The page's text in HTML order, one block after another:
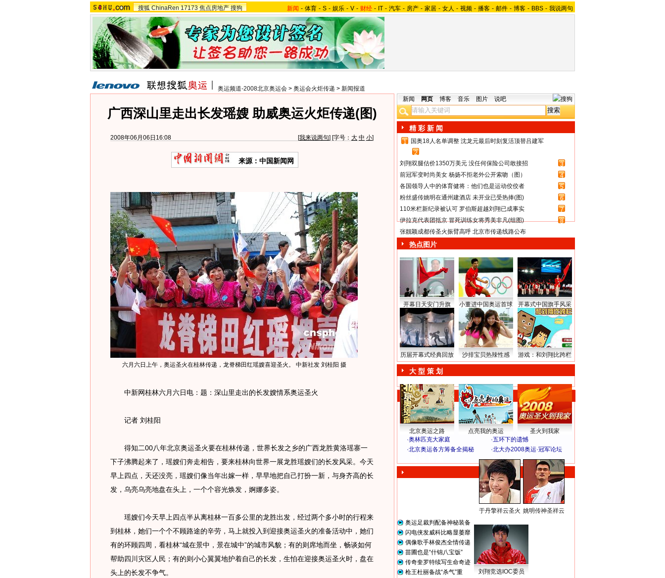
搜狐 ChinaRen 17173 焦点房地产 搜狗 新闻 - 体育 - S - 娱乐 - V - 财经 - IT - 汽车 - 房产 - 家居 - 女人 - 视频 - 播客 - 邮件 - 博客 - BBS - 我说两句
奥运频道-2008北京奥运会 > 奥运会火炬传递 > 新闻报道
广西深山里走出长发瑶嫂 助威奥运火炬传递(图)
2008年06月06日16:08 [我来说两句] [字号： 大 中 小]
来源：中国新闻网
六月六日上午，奥运圣火在桂林传递，龙脊梯田红瑶嫂喜迎圣火。 中新社发 刘桂阳 摄
中新网桂林六月六日电：题：深山里走出的长发嫂情系奥运圣火
记者 刘桂阳
得知二00八年北京奥运圣火要在桂林传递，世界长发之乡的广西龙胜黄洛瑶寨一
下子沸腾起来了，瑶嫂们奔走相告，要来桂林向世界一展龙胜瑶嫂们的长发风采。今天
早上四点，天还没亮，瑶嫂们像当年出嫁一样，早早地把自己打扮一新，与身齐高的长
发，乌亮乌亮地盘在头上，一个个容光焕发，婀娜多姿。
瑶嫂们今天早上四点半从离桂林一百多公里的龙胜出发，经过两个多小时的行程来
到桂林，她们一个个不顾路途的辛劳，马上就投入到迎接奥运圣火的准备活动中，她们
有的环顾四周，看桂林“城在景中，景在城中”的城市风貌；有的则席地而坐，畅谈如何
帮助四川灾区人民；有的则小心翼翼地护着自己的长发，生怕在迎接奥运圣火时，盘在
头上的长发不争气。
新闻 网页 博客 音乐 图片 说吧
精 彩 新 闻
1
国奥18人名单调整 沈龙元最后时刻复活顶替吕建军
2
刘翔双腿估价1350万美元 没任何保险公司敢接招
3
前冠军变时尚美女 杨扬不拒老外公开索吻（图）
4
各国领导人中的体育健将：他们也是运动佼佼者
5
粉丝盛传姚明在通州建酒店 未开业已受热捧(图)
6
110米栏新纪录被认可 罗伯斯超越刘翔已成事实
7
伊拉克代表团抵京 冒死训练女将秀美非凡(组图)
8
张靓颖成都传圣火振臂高呼 北京市传递线路公布
热点图片
开幕日天安门升旗 小董进中国奥运首球 开幕式中国旗手风采
历届开幕式经典回放 沙排宝贝热辣性感 游戏：和刘翔比跨栏
大 型 策 划
北京奥运之路 点亮我的奥运
圣火到我家
·奥林匹克大家庭 ·五环下的遗憾
·北京奥运各方筹备全揭秘 ·北大办2008奥运·冠军论坛
于丹擎祥云圣火 姚明传神圣祥云
奥运足裁判配备神秘装备
闪电侠发威科比略显萎靡
偶像歌手林俊杰全情传递
苗圃也是“什锦八宝饭”
传奇奎罗特续写生命奇迹
枪王杜丽备战“杀气”重
刘翔竞选IOC委员